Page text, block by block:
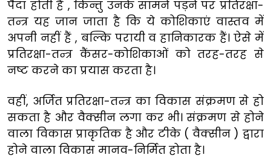
पैदा होती हैं , किन्तु उनके सामने पड़ने पर प्रतिरक्षा-
तन्त्र यह जान जाता है कि ये कोशिकाएं वास्तव में
अपनी नहीं हैं , बल्कि परायी व हानिकारक हैं। ऐसे में
प्रतिरक्षा-तन्त्र कैंसर-कोशिकाओं को तरह-तरह से
नष्ट करने का प्रयास करता है।
वहीं, अर्जित प्रतिरक्षा-तन्त्र का विकास संक्रमण से हो
सकता है और वैक्सीन लगा कर भी। संक्रमण से होने
वाला विकास प्राकृतिक है और टीके ( वैक्सीन ) द्वारा
होने वाला विकास मानव-निर्मित होता है।